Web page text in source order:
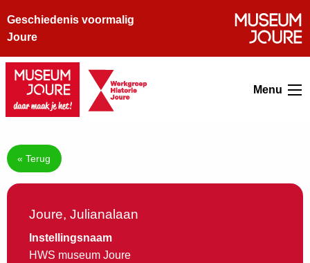
Geschiedenis voormalig
Joure
Menu
« Terug
Joure, Julianalaan
Instellingsnaam
HWS museum Joure